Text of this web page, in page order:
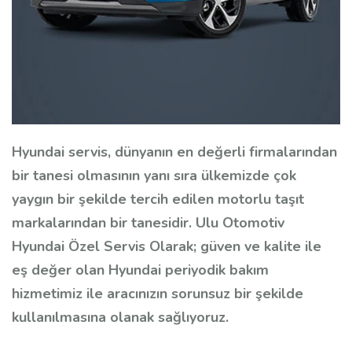
Hyundai servis, dünyanın en değerli firmalarından
bir tanesi olmasının yanı sıra ülkemizde çok
yaygın bir şekilde tercih edilen motorlu taşıt
markalarından bir tanesidir. Ulu Otomotiv
Hyundai Özel Servis Olarak; güven ve kalite ile
eş değer olan Hyundai periyodik bakım
hizmetimiz ile aracınızın sorunsuz bir şekilde
kullanılmasına olanak sağlıyoruz.